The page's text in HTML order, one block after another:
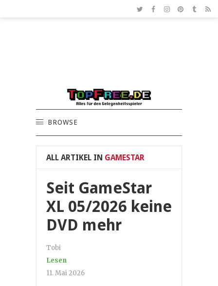
BROWSE
ALL ARTIKEL IN GAMESTAR
Seit GameStar
XL 05/2026 keine
DVD mehr
Tobi
Lesen
11. Mai 2026